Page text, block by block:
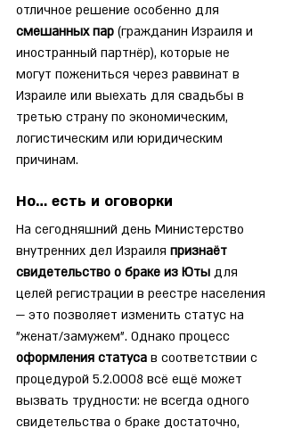
отличное решение особенно для
смешанных пар (гражданин Израиля и
иностранный партнёр), которые не
могут пожениться через раввинат в
Израиле или выехать для свадьбы в
третью страну по экономическим,
логистическим или юридическим
причинам.
Но… есть и оговорки
На сегодняшний день Министерство
внутренних дел Израиля признаёт
свидетельство о браке из Юты для
целей регистрации в реестре населения
— это позволяет изменить статус на
"женат/замужем". Однако процесс
оформления статуса в соответствии с
процедурой 5.2.0008 всё ещё может
вызвать трудности: не всегда одного
свидетельства о браке достаточно,